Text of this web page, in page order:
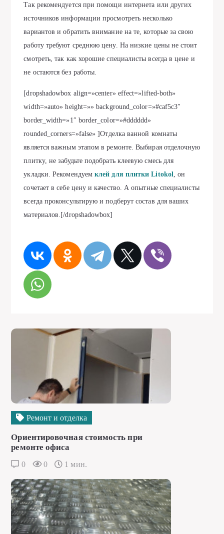
Так рекомендуется при помощи интернета или других
источников информации просмотреть несколько
вариантов и обратить внимание на те, которые за свою
работу требуют среднюю цену. На низкие цены не стоит
смотреть, так как хорошие специалисты всегда в цене и
не остаются без работы.
[dropshadowbox align=»center» effect=»lifted-both»
width=»auto» height=»» background_color=»#caf5c3″
border_width=»1″ border_color=»#dddddd»
rounded_corners=»false» ]Отделка ванной комнаты
является важным этапом в ремонте. Выбирая отделочную
плитку, не забудьте подобрать клеевую смесь для
укладки. Рекомендуемклей для плитки Litokol
, он
сочетает в себе цену и качество. А опытные специалисты
всегда проконсультирую и подберут состав для ваших
материалов.[/dropshadowbox]
Ремонт и отделка
Ориентировочная стоимость при
ремонте офиса
0 0 1 мин.